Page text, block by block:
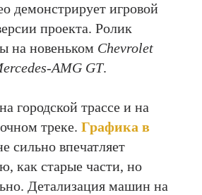
демонстрирует игровой
проекта. Ролик
на новеньком Chevrolet
AMG GT.
городской трассе и на
треке. Графика в
сильно впечатляет
как старые части, но
Детализация машин на